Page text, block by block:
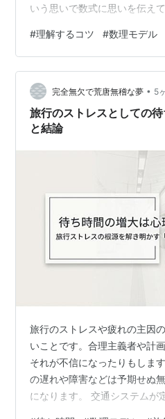
いう思いで数式に思いを伝え
マ： ニューラルネットワーク
理解を意図して、論文中の数
きます 良く使われる数理モデ
ル）の数理モデルは、基本的
チャ をベースにしているので
がほぼ共通の「…
#理解するコツ #数理モデル
完全無欠で荒唐無稽な夢 • 5
旅行のストレスとしての
と結論
旅行のストレスや疲れの主因
いことです。合理主義者や計
それが不信になったりもしま
の遅れや障害などは予期せぬ
になります。 交通システムが